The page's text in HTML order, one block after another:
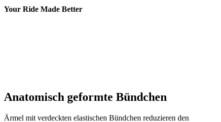
Your Ride Made Better
Anatomisch geformte Bündchen
Ärmel mit verdeckten elastischen Bündchen reduzieren den